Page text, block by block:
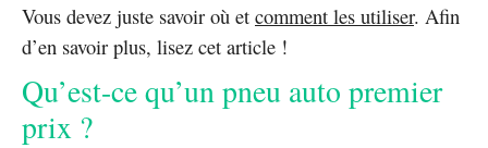
Vous devez juste savoir où et comment les utiliser. Afin
d’en savoir plus, lisez cet article !
Qu’est-ce qu’un pneu auto premier
prix ?